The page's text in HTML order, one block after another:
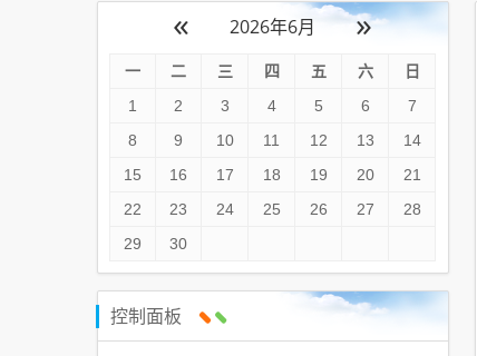
« 2026年6月 »
一 二 三 四 五 六
日
1
2 3 4 5 6
7
8
9 10 11 12 13
14
15
16 17 18 19 20
21
22
23 24 25 26 27
28
29
30
控制面板